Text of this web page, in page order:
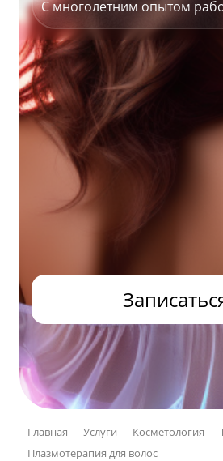
С многолетним опытом
Главная Услуги Косметология
Плазмотерапия для волос